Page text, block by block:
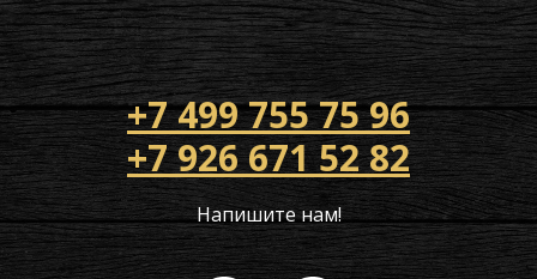
+7 499 755 75 96
+7 926 671 52 82
Напишите нам!